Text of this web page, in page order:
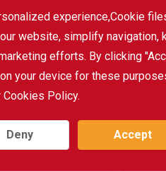
experience,Сookie
website, simplify navigation,
efforts. By clicking
your device for these
Policy.
Deny Accept
bidang lainnya
produksi polystyrene
butadiena (SBR)